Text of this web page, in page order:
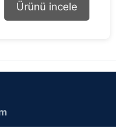
o
f
Ürünü incele